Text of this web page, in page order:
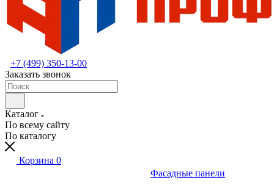
+7 (499) 350-13-00
Заказать звонок
Каталог
По всему сайту
По каталогу
Корзина 0
Фасадные панели